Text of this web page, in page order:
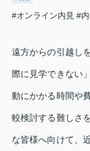
#オンライン内見 #
遠方からの引越し
際に見学できない
動にかかる時間や
較検討する難しさ
な皆様へ向けて、